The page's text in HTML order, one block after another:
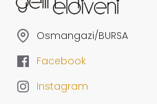
Osmangazi/BURSA
Facebook
Instagram